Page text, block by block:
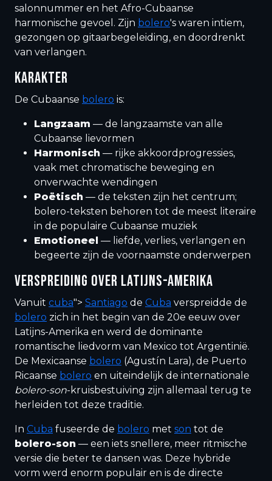
salonnummer en het Afro-Cubaanse
harmonische gevoel. Zijn bolero's waren intiem,
gezongen op gitaarbegeleiding, en doordrenkt
van verlangen.
KARAKTER
De Cubaanse bolero is:
Langzaam — de langzaamste van alle
Cubaanse lievormen
Harmonisch — rijke akkoordprogressies,
vaak met chromatische beweging en
onverwachte wendingen
Poëtisch — de teksten zijn het centrum;
bolero-teksten behoren tot de meest literaire
in de populaire Cubaanse muziek
Emotioneel — liefde, verlies, verlangen en
begeerte zijn de voornaamste onderwerpen
VERSPREIDING OVER LATIJNS-AMERIKA
Vanuit cuba"> Santiago de Cuba verspreidde de
bolero zich in het begin van de 20e eeuw over
Latijns-Amerika en werd de dominante
romantische liedvorm van Mexico tot Argentinië.
De Mexicaanse bolero (Agustín Lara), de Puerto
Ricaanse bolero en uiteindelijk de internationale
bolero-son-kruisbestuiving zijn allemaal terug te
herleiden tot deze traditie.
In Cuba fuseerde de bolero met son tot de
bolero-son — een iets snellere, meer ritmische
versie die beter te dansen was. Deze hybride
vorm werd enorm populair en is de directe